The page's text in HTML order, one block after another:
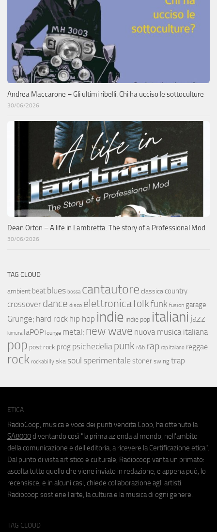
Andrea Maccarone – Gli ultimi ribelli. Chi ha ucciso le sottoculture
30/06/2026
Dean Orton – A life in Lambretta. The story of a Professional Mod
30/06/2026
TAG CLOUD
ambient beat blues bossa cantautore classica country
crossover dance disco elettronicafolkfunk fusion garage
Grunge; hard rock hip hop indie indie pop italiani jazz
kimura laPOP lounge metal; new wave nuova musica italiana
pop post rock prog psichedeliapunk r&b rap rap italiano reggae
rock rockabilly ska soul sperimentale stoner swing trap
ETICA
RadioCoop, musica e voce dei punti vendita Coop, ha ottenuto la
SA8000 diventando così "la prima azienda al mondo, nell'ambito
della comunicazione e dell'editoria, a ricevere la Certificazione etica".
Dal punto di vista artistico e culturale, Radiocoop vanta un primato:
ascolta tutto quello che viene inviato in redazione, e appena può, lo
recensisce, e in alcuni casi, chiede collaborazione agli artisti.
Radiocoop sostiene l'arte, la cultura e la musica di ogni genere.
TAG CLOUD